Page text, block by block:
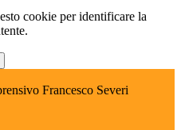
cookie per identificare la
Francesco Severi